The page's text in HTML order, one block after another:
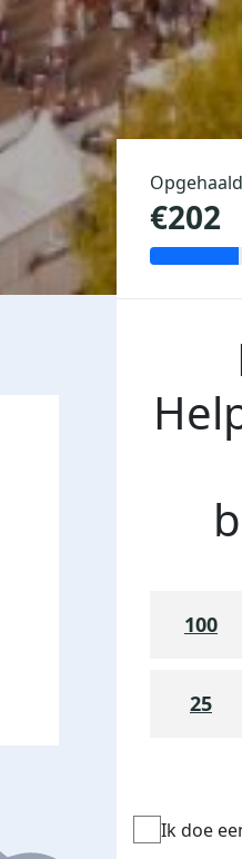
Opgehaald
€202
100
25
Ik doe